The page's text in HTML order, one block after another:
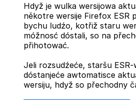
Hdyž je wulka wersijowa
někotre wersije Firefox ESR
bychu ludźo, kotřiž staru
móžnosć dóstali, so na
přihotować.
Jeli rozsudźeće, staršu
dóstanjeće awtomatisce
wersiju, hdyž so přechodny